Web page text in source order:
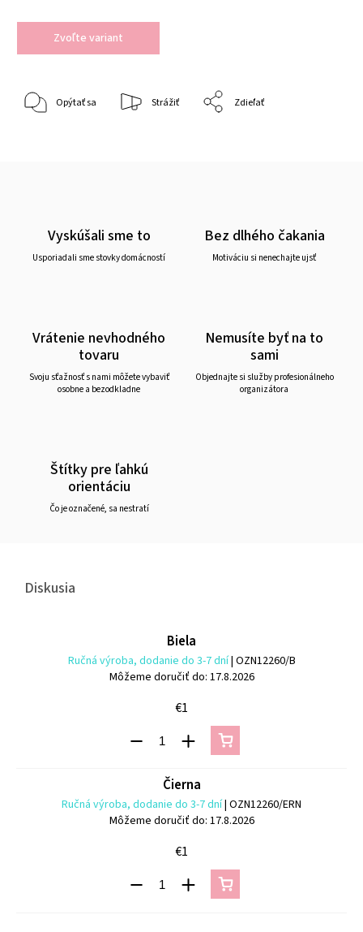
Zvoľte variant
Opýtať sa Strážiť Zdieľať
Vyskúšali sme to
Usporiadali sme stovky domácností
Bez dlhého čakania
Motiváciu si nenechajte ujsť
Vrátenie nevhodného
tovaru
Svoju sťažnosť s nami môžete vybaviť
osobne a bezodkladne
Nemusíte byť na to
sami
Objednajte si služby profesionálneho
organizátora
Štítky pre ľahkú
orientáciu
Čo je označené, sa nestratí
Diskusia
Biela
Ručná výroba, dodanie do 3-7 dní| OZN12260/B
Môžeme doručiť do: 17.8.2026
€1
Čierna
Ručná výroba, dodanie do 3-7 dní| OZN12260/ERN
Môžeme doručiť do: 17.8.2026
€1